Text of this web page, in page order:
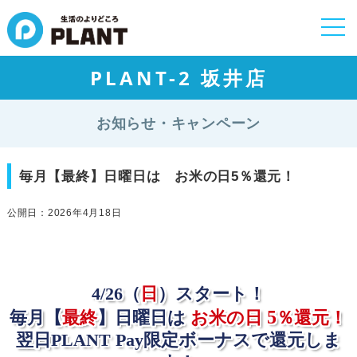
PLANT-2 坂井店
お知らせ・キャンペーン
毎月【最終】日曜日は お米の日5％還元！
公開日：2026年4月18日
4/26（日）スタート！
毎月【最終】日曜日は お米の日 5％還元！
翌日PLANT Pay限定ボーナスで還元しま